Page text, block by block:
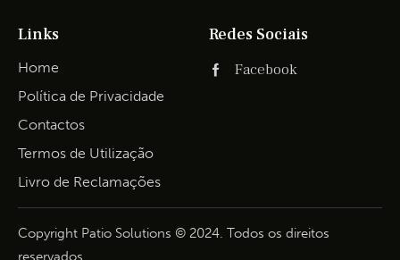
Links
Home
Política de Privacidade
Contactos
Termos de Utilização
Livro de Reclamações
Redes Sociais
Facebook
Copyright Patio Solutions © 2024. Todos os direitos
reservados